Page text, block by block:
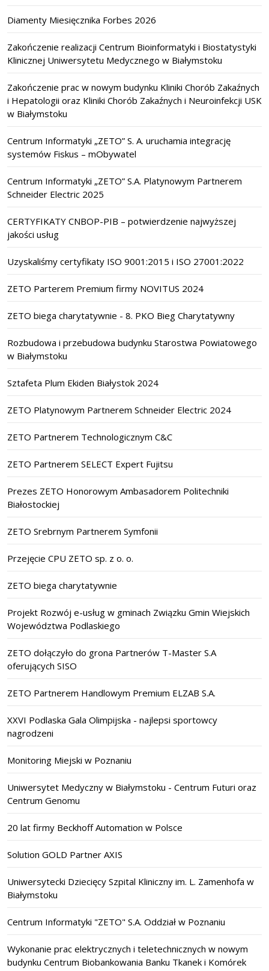
Diamenty Miesięcznika Forbes 2026
Zakończenie realizacji Centrum Bioinformatyki i Biostatystyki
Klinicznej Uniwersytetu Medycznego w Białymstoku
Zakończenie prac w nowym budynku Kliniki Chorób Zakaźnych
i Hepatologii oraz Kliniki Chorób Zakaźnych i Neuroinfekcji USK
w Białymstoku
Centrum Informatyki „ZETO” S. A. uruchamia integrację
systemów Fiskus – mObywatel
Centrum Informatyki „ZETO” S.A. Platynowym Partnerem
Schneider Electric 2025
CERTYFIKATY CNBOP-PIB – potwierdzenie najwyższej
jakości usług
Uzyskaliśmy certyfikaty ISO 9001:2015 i ISO 27001:2022
ZETO Parterem Premium firmy NOVITUS 2024
ZETO biega charytatywnie - 8. PKO Bieg Charytatywny
Rozbudowa i przebudowa budynku Starostwa Powiatowego
w Białymstoku
Sztafeta Plum Ekiden Białystok 2024
ZETO Platynowym Partnerem Schneider Electric 2024
ZETO Partnerem Technologicznym C&C
ZETO Partnerem SELECT Expert Fujitsu
Prezes ZETO Honorowym Ambasadorem Politechniki
Białostockiej
ZETO Srebrnym Partnerem Symfonii
Przejęcie CPU ZETO sp. z o. o.
ZETO biega charytatywnie
Projekt Rozwój e-usług w gminach Związku Gmin Wiejskich
Województwa Podlaskiego
ZETO dołączyło do grona Partnerów T-Master S.A
oferujących SISO
ZETO Partnerem Handlowym Premium ELZAB S.A.
XXVI Podlaska Gala Olimpijska - najlepsi sportowcy
nagrodzeni
Monitoring Miejski w Poznaniu
Uniwersytet Medyczny w Białymstoku - Centrum Futuri oraz
Centrum Genomu
20 lat firmy Beckhoff Automation w Polsce
Solution GOLD Partner AXIS
Uniwersytecki Dziecięcy Szpital Kliniczny im. L. Zamenhofa w
Białymstoku
Centrum Informatyki "ZETO" S.A. Oddział w Poznaniu
Wykonanie prac elektrycznych i teletechnicznych w nowym
budynku Centrum Biobankowania Banku Tkanek i Komórek